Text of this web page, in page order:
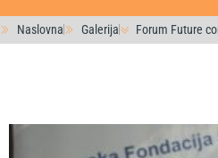
Naslovna Galerija Forum Future